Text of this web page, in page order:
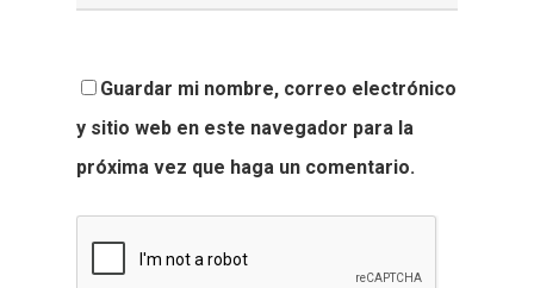
Guardar mi nombre, correo electrónico
y sitio web en este navegador para la
próxima vez que haga un comentario.